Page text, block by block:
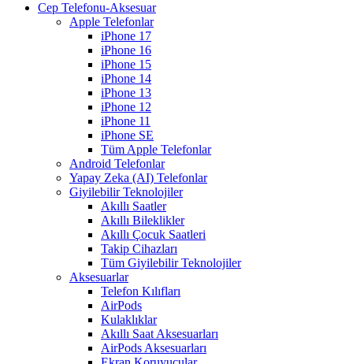
Cep Telefonu-Aksesuar
Apple Telefonlar
iPhone 17
iPhone 16
iPhone 15
iPhone 14
iPhone 13
iPhone 12
iPhone 11
iPhone SE
Tüm Apple Telefonlar
Android Telefonlar
Yapay Zeka (AI) Telefonlar
Giyilebilir Teknolojiler
Akıllı Saatler
Akıllı Bileklikler
Akıllı Çocuk Saatleri
Takip Cihazları
Tüm Giyilebilir Teknolojiler
Aksesuarlar
Telefon Kılıfları
AirPods
Kulaklıklar
Akıllı Saat Aksesuarları
AirPods Aksesuarları